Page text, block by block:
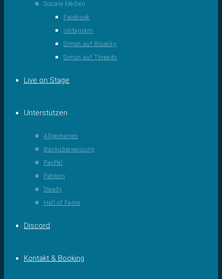
Soziale Medien
Facebook
Instagram
Simon auf Bluesky
Simon auf Threads
Live on Stage
Unterstützen
Allgemeines
Banküberweisung
PayPal
Patreon
Steady
Hall of Fame
Discord
Kontakt & Booking